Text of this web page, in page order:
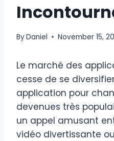
ByDaniel November 15,
Le marché des
cesse de se
application pour
devenues très
un appel amusant
vidéo divertissante